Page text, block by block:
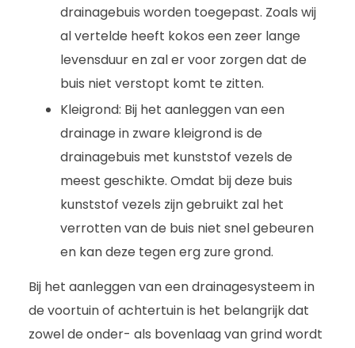
drainagebuis worden toegepast. Zoals wij
al vertelde heeft kokos een zeer lange
levensduur en zal er voor zorgen dat de
buis niet verstopt komt te zitten.
Kleigrond: Bij het aanleggen van een
drainage in zware kleigrond is de
drainagebuis met kunststof vezels de
meest geschikte. Omdat bij deze buis
kunststof vezels zijn gebruikt zal het
verrotten van de buis niet snel gebeuren
en kan deze tegen erg zure grond.
Bij het aanleggen van een drainagesysteem in
de voortuin of achtertuin is het belangrijk dat
zowel de onder- als bovenlaag van grind wordt